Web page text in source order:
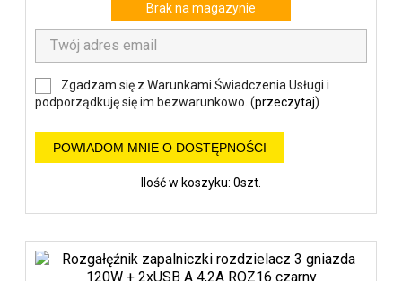
Brak na magazynie
Zgadzam się z Warunkami Świadczenia Usługi i
podporządkuję się im bezwarunkowo. (przeczytaj)
POWIADOM MNIE O DOSTĘPNOŚCI
Ilość w koszyku: 0szt.